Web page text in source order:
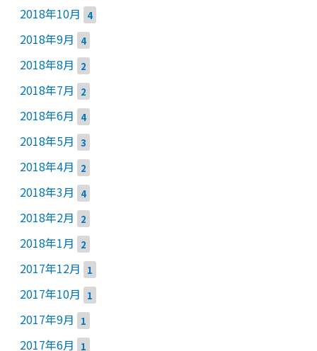
2018年10月 4
2018年9月 4
2018年8月 2
2018年7月 2
2018年6月 4
2018年5月 3
2018年4月 2
2018年3月 4
2018年2月 2
2018年1月 2
2017年12月 1
2017年10月 1
2017年9月 1
2017年6月 1